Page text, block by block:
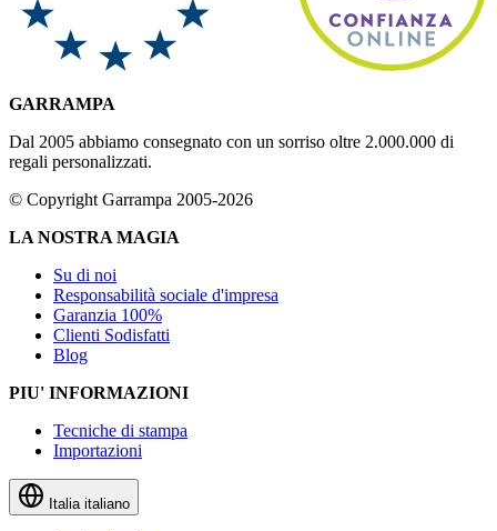
GARRAMPA
Dal 2005 abbiamo consegnato con un sorriso oltre 2.000.000 di
regali personalizzati.
© Copyright Garrampa 2005-2026
LA NOSTRA MAGIA
Su di noi
Responsabilità sociale d'impresa
Garanzia 100%
Clienti Sodisfatti
Blog
PIU' INFORMAZIONI
Tecniche di stampa
Importazioni
Italia italiano